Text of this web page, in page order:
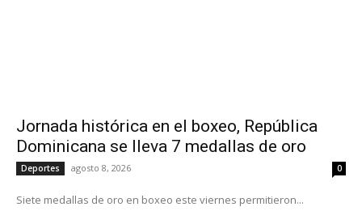
Jornada histórica en el boxeo, República
Dominicana se lleva 7 medallas de oro
Deportes agosto 8, 2026 0
Siete medallas de oro en boxeo este viernes permitieron...